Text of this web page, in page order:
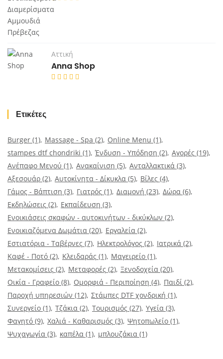
Αττική
Anna Shop
Ετικέτες
Burger (1) Massage - Spa (2) Online Menu (1)
stampes dtf chondriki (1) Ένδυση - Υπόδηση (2) Αγορές (19)
Ανέπαφο Μενού (1) Ανακαίνιση (5) Ανταλλακτικά (3)
Αξεσουάρ (2) Αυτοκίνητα - Δίκυκλα (5) Βίλες (4)
Γάμος - Βάπτιση (3) Γιατρός (1) Διαμονή (23) Δώρα (6)
Εκδηλώσεις (2) Εκπαίδευση (3)
Ενοικιάσεις σκαφών - αυτοκινήτων - δικύκλων (2)
Ενοικιαζόμενα Δωμάτια (20) Εργαλεία (2)
Εστιατόρια - Ταβέρνες (7) Ηλεκτρολόγος (2) Ιατρικά (2)
Καφέ - Ποτό (2) Κλειδαράς (1) Μαγειρείο (1)
Μετακομίσεις (2) Μεταφορές (2) Ξενοδοχεία (20)
Οικία - Γραφείο (8) Ομορφιά - Περιποίηση (4) Παιδί (2)
Παροχή υπηρεσιών (12) Στάμπες DTF χονδρική (1)
Συνεργείο (1) Τζάκια (2) Τουρισμός (27) Υγεία (3)
Φαγητό (9) Χαλιά - Καθαρισμός (3) Ψητοπωλείο (1)
Ψυχαγωγία (3) καπέλα (1) μπλουζάκια (1)